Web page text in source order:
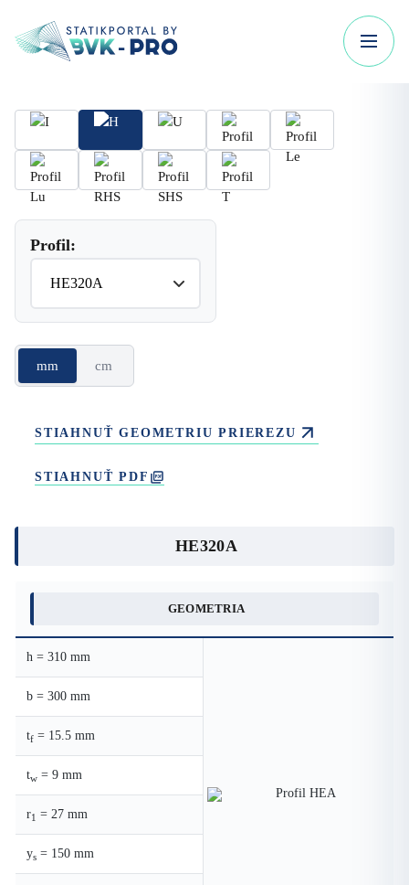
Profil:
mm cm
STIAHNUŤ GEOMETRIU PRIEREZU
STIAHNUŤ PDF
HE320A
GEOMETRIA
h = 310 mm
b = 300 mm
tf = 15.5 mm
tw = 9 mm
r1 = 27 mm
ys = 150 mm